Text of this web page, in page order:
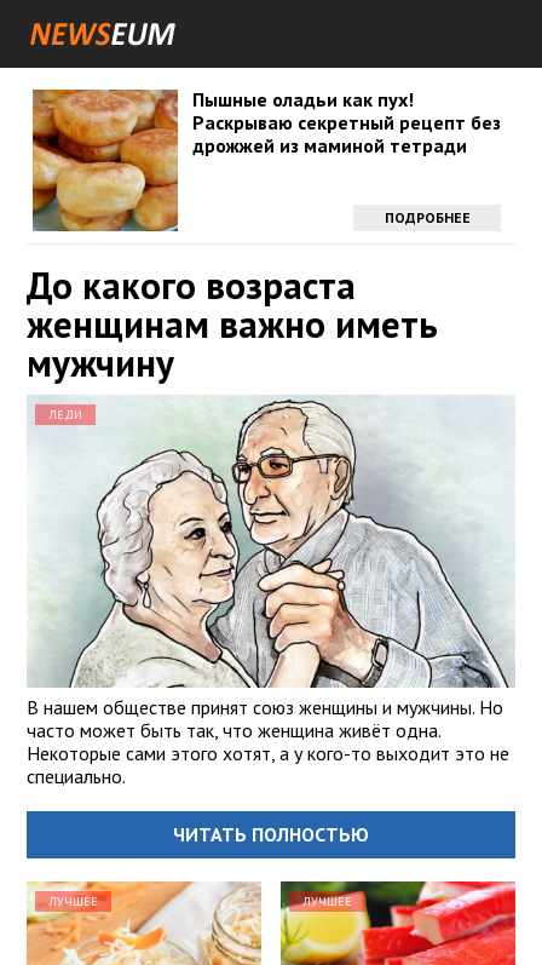
Пышные оладьи как пух!
Раскрываю секретный рецепт без
дрожжей из маминой тетради
ПОДРОБНЕЕ
До какого возраста
женщинам важно иметь
мужчину
ЛЕДИ
В нашем обществе принят союз женщины и мужчины. Но
часто может быть так, что женщина живёт одна.
Некоторые сами этого хотят, а у кого-то выходит это не
специально.
ЧИТАТЬ ПОЛНОСТЬЮ
ЛУЧШЕЕ ЛУЧШЕЕ